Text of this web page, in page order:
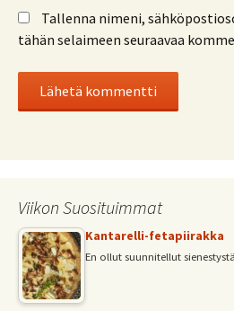
Tallenna nimeni,
tähän selaimeen seuraavaa
Viikon Suosituimmat
Kantarelli-fetapiirakka
En ollut suunnitellut